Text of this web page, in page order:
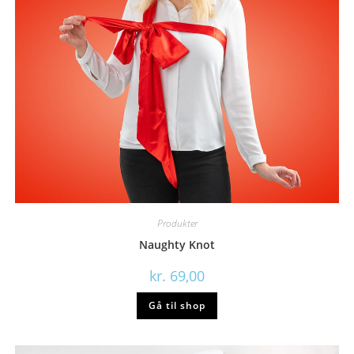
Produkter
Naughty Knot
kr. 69,00
Gå til shop